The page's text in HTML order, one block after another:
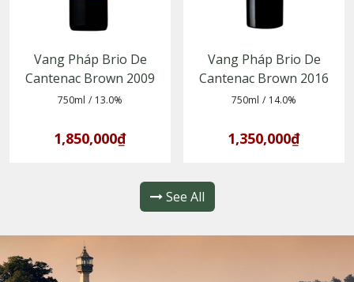
Vang Pháp Brio De
Cantenac Brown 2009
750ml / 13.0%
1,850,000₫
Vang Pháp Brio De
Cantenac Brown 2016
750ml / 14.0%
1,350,000₫
See All